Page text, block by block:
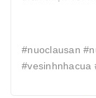
#nuoclausan
#vesinhnhacua